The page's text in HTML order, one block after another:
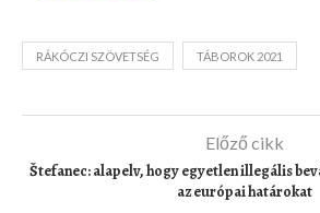
RÁKÓCZI SZÖVETSÉG TÁBOROK 2021
Előző cikk
Štefanec: alapelv, hogy egyetlen illegális
az európai határokat